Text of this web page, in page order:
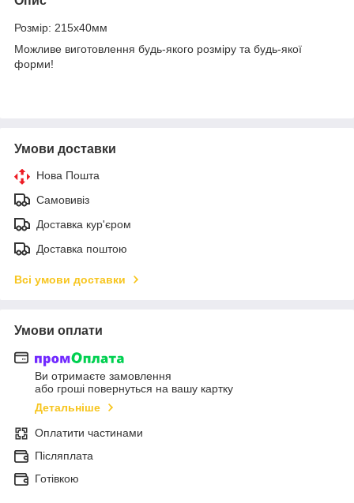
Розмір: 215х40мм
Можливе виготовлення будь-якого розміру та будь-якої
форми!
Умови доставки
Нова Пошта
Самовивіз
Доставка кур'єром
Доставка поштою
Всі умови доставки
Умови оплати
Ви отримаєте замовлення
або гроші повернуться на вашу картку
Детальніше
Оплатити частинами
Післяплата
Готівкою